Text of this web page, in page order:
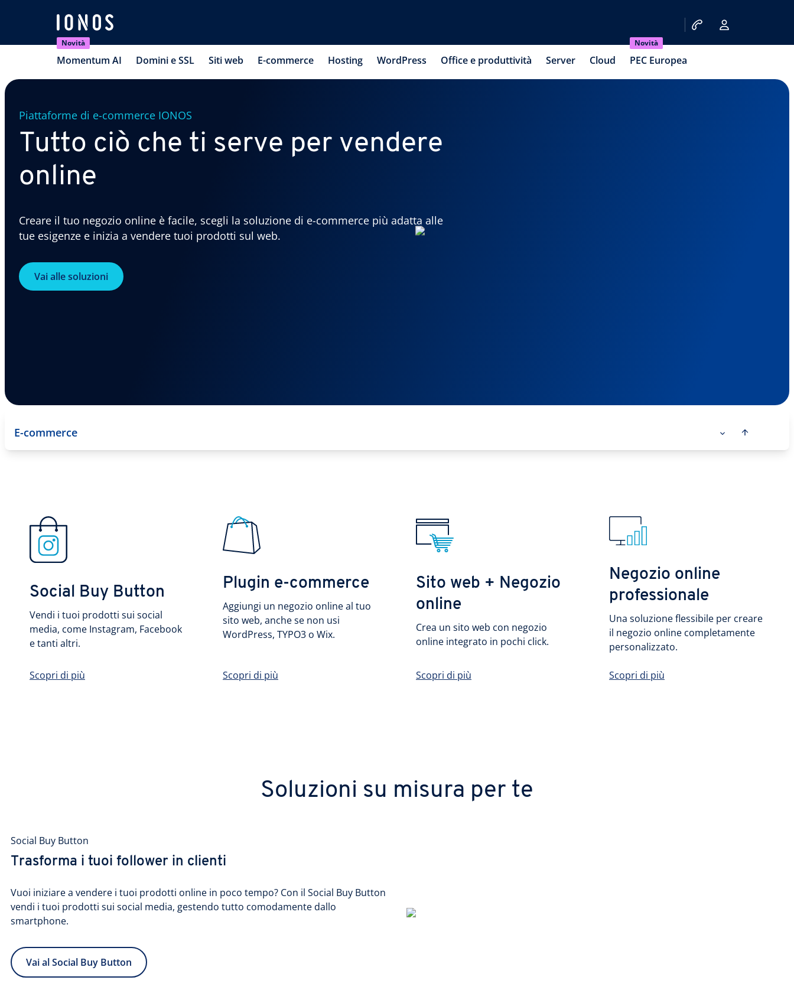
Novità
Momentum AI Domini e SSL Siti web E-commerce Hosting WordPress Office e produttività Server Cloud
Novità
PEC Europea
Piattaforme di e-commerce IONOS
Tutto ciò che ti serve per vendere
online
Creare il tuo negozio online è facile, scegli la soluzione di e-commerce più adatta alle
tue esigenze e inizia a vendere tuoi prodotti sul web.
Vai alle soluzioni
E-commerce
Social Buy Button
Vendi i tuoi prodotti sui social
media, come Instagram, Facebook
e tanti altri.
Scopri di più
Plugin e-commerce
Aggiungi un negozio online al tuo
sito web, anche se non usi
WordPress, TYPO3 o Wix.
Scopri di più
Sito web + Negozio
online
Crea un sito web con negozio
online integrato in pochi click.
Scopri di più
Negozio online
professionale
Una soluzione flessibile per creare
il negozio online completamente
personalizzato.
Scopri di più
Soluzioni su misura per te
Social Buy Button
Trasforma i tuoi follower in clienti
Vuoi iniziare a vendere i tuoi prodotti online in poco tempo? Con il Social Buy Button
vendi i tuoi prodotti sui social media, gestendo tutto comodamente dallo
smartphone.
Vai al Social Buy Button